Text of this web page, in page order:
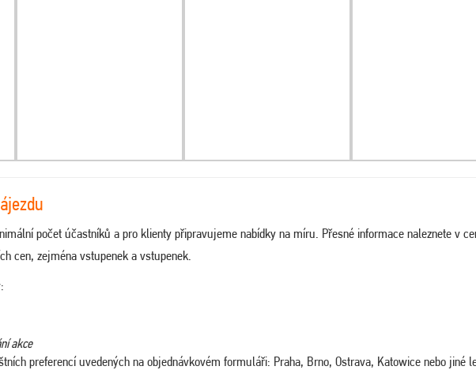
počet účastníků a pro klienty připravujeme nabídky na míru. Přesné informace naleznete v
cen, zejména vstupenek a vstupenek.
akce
preferencí uvedených na objednávkovém formuláři: Praha, Brno, Ostrava, Katowice nebo jiné